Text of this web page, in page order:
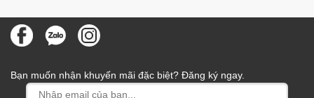
Bạn muốn nhận khuyến mãi đặc biệt? Đăng ký ngay.